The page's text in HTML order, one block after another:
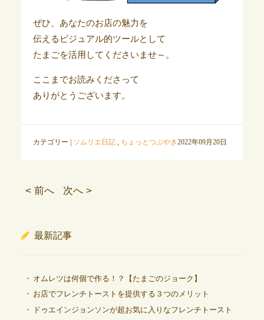
ぜひ、あなたのお店の魅力を
伝えるビジュアル的ツールとして
たまごを活用してくださいませ～。
ここまでお読みくださって
ありがとうございます。
カテゴリー | ソムリエ日記, ちょっとつぶやき2022年09月20日
< 前へ 次へ >
最新記事
オムレツは何個で作る！？【たまごのジョーク】
お店でフレンチトーストを提供する３つのメリット
ドゥエインジョンソンが超お気に入りなフレンチトースト